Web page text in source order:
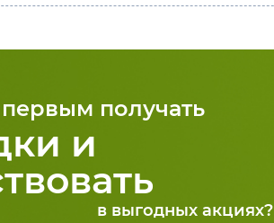
получать
и
в выгодных акциях?